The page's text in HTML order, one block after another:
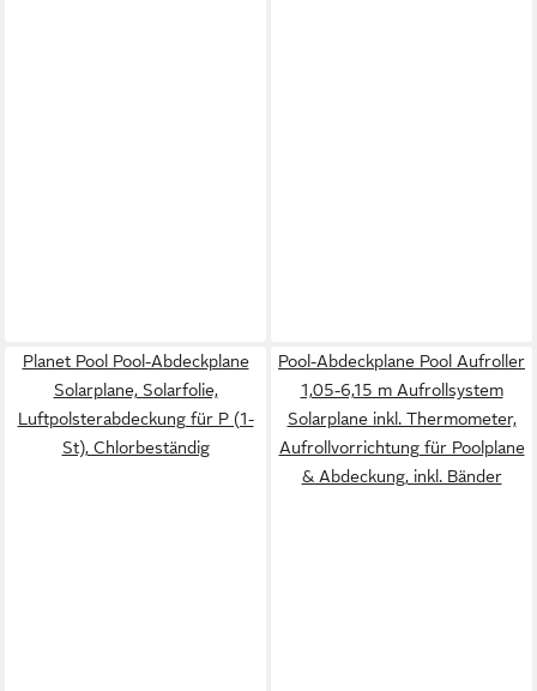
Planet Pool Pool-Abdeckplane
Solarplane, Solarfolie,
Luftpolsterabdeckung für P (1-
St), Chlorbeständig
Pool-Abdeckplane Pool Aufroller
1,05-6,15 m Aufrollsystem
Solarplane inkl. Thermometer,
Aufrollvorrichtung für Poolplane
& Abdeckung, inkl. Bänder